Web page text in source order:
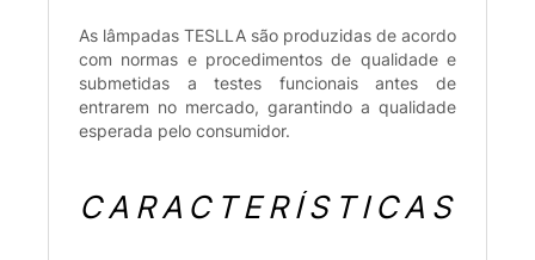
As lâmpadas TESLLA são produzidas de acordo
com normas e procedimentos de qualidade e
submetidas a testes funcionais antes de
entrarem no mercado, garantindo a qualidade
esperada pelo consumidor.
CARACTERÍSTICAS